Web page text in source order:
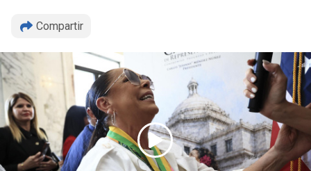
Compartir
Copiar